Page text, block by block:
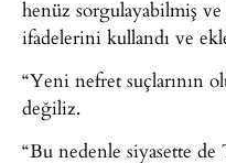
henüz sorgulayabilmiş
ifadelerini kullandı ve
“Yeni nefret suçlarının
değiliz.
“Bu nedenle siyasette